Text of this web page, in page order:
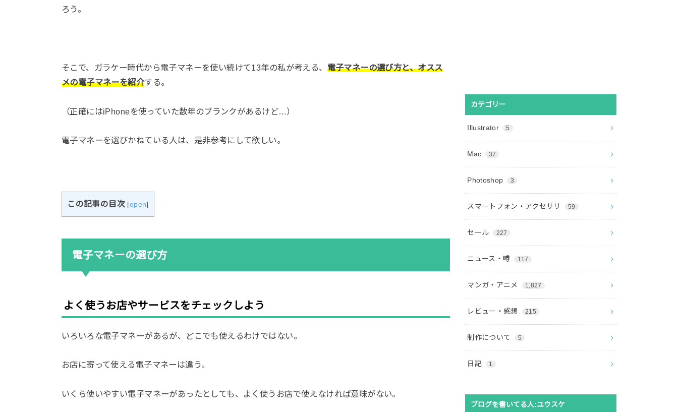
ろう。
そこで、ガラケー時代から電子マネーを使い続けて13年の私が考える、 電子マネーの選び方と、オスス
メの電子マネーを紹介する。
（正確にはiPhoneを使っていた数年のブランクがあるけど…）
電子マネーを選びかねている人は、是非参考にして欲しい。
この記事の目次 [open]
電子マネーの選び方
よく使うお店やサービスをチェックしよう
いろいろな電子マネーがあるが、どこでも使えるわけではない。
お店に寄って使える電子マネーは違う。
いくら使いやすい電子マネーがあったとしても、よく使うお店で使えなければ意味がない。
カテゴリー
Illustrator 5
Mac 37
Photoshop 3
スマートフォン・アクセサリ 59
セール 227
ニュース・噂 117
マンガ・アニメ 1,827
レビュー・感想 215
制作について 5
日記 1
ブログを書いてる人:ユウスケ